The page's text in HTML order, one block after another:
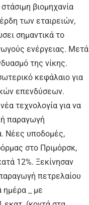
βιομηχανία
των εταιρειών,
σημαντικά το
ενέργειας. Μετά
της νίκης.
κεφάλαιο για
επενδύσεων.
τεχνολογία για να
παραγωγή
Νέες υποδομές,
στο Πριμόρσκ,
12%. Ξεκίνησαν
πετρελαίου
ημέρα _ με